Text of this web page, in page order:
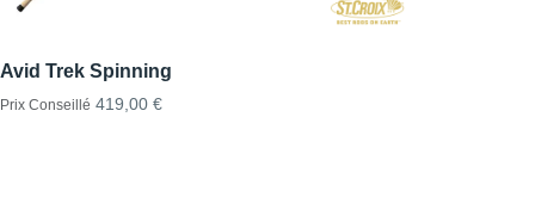
Avid Trek Spinning
Prix Conseillé 419,00 €